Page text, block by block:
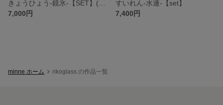
7,000円
すいれん-水連-【set】
7,400円
minne ホーム rikoglass の作品一覧